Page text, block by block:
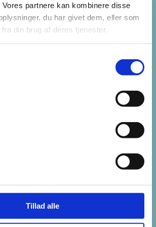
partnere kan kombinere disse
du har givet dem, eller som
din brug af deres tjenester.
Tillad alle
af offentlige toiletter
hen over nytåret for
hærværk
toiletter i